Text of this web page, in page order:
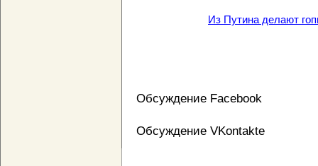
Из Путина делают
Обсуждение Facebook
Обсуждение VKontakte